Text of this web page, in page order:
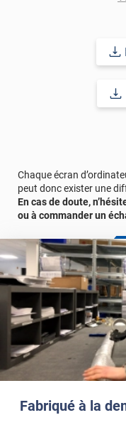
Fabriqué à la
questions au sujet des
écaillage, délamination
véritable, nous vous
d'échantillon gratuite.
Chaque écran
peut donc exister une
En cas de doute,
ou à commander un